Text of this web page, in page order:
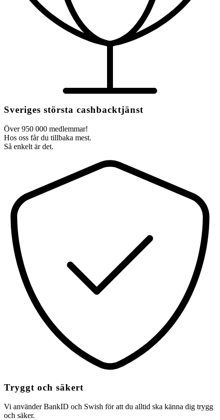
Sveriges största cashbacktjänst
Över 950 000 medlemmar!
Hos oss får du tillbaka mest.
Så enkelt är det.
Tryggt och säkert
Vi använder BankID och Swish för att du alltid ska känna dig trygg
och säker.